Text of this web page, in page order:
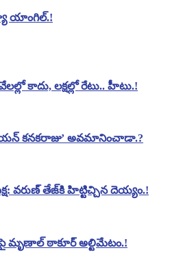
యాంగిల్.!
కాదు, లక్షల్లో రేటు.. హీటు.!
కనకరాజు’ అవమానించాడా.?
వరుణ్ తేజ్‌కి హిట్టిచ్చిన దెయ్యం.!
మృణాల్ ఠాకూర్ అల్టిమేటం.!